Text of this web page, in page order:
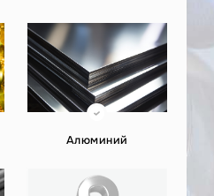
конечного изделия.
и надежные
– мы готовы
в жизнь с высокой
по гибке металла или
Алюминий